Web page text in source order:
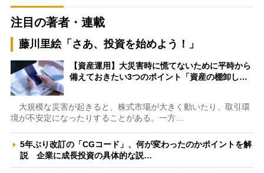
注目の著者・連載
藤川里絵「さあ、投資を始めよう！」
【資産運用】大災害時に慌てないために平時から
備えておきたい3つのポイント「資産の棚卸し…
大規模な災害が起きると、株式市場が大きく動いたり、取引環
境が不安定になったりすることがある。一方…
5年ぶり改訂の「CGコード」、何が変わったのかポイントを解
説 企業に成長投資の具体的な説…